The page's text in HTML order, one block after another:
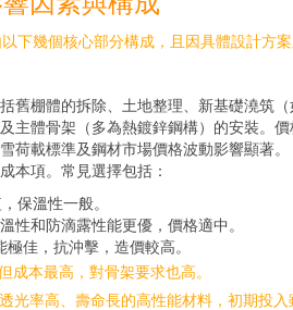
下幾個核心部分構成，且因具體設計方
括舊棚體的拆除、土地整理、新基礎澆筑
主體骨架（多為熱鍍鋅鋼構）的安裝。價
荷載標準及鋼材市場價格波動影響顯著。
本項。常見選擇包括：
保溫性一般。
性和防滴露性能更優，價格適中。
極佳，抗沖擊，造價較高。
成本最高，對骨架要求也高。
光率高、壽命長的高性能材料，初期投入